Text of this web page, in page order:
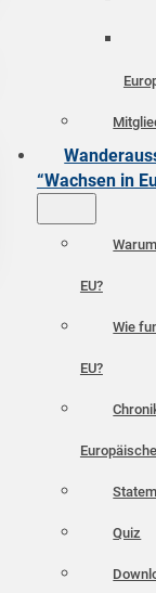
“Wachsen in
EU?
Wie
EU?
Quiz